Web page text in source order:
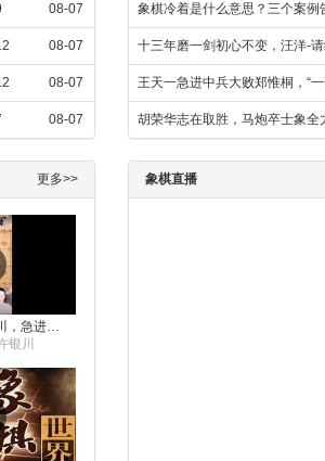
08-07
08-07
08-07
08-07
象棋冷着是什么意思？三个案例
十三年磨一剑初心不变，汪洋-请
王天一急进中兵大败郑惟桐，“一
胡荣华志在取胜，马炮卒士象全
更多>>
银川
象棋直播